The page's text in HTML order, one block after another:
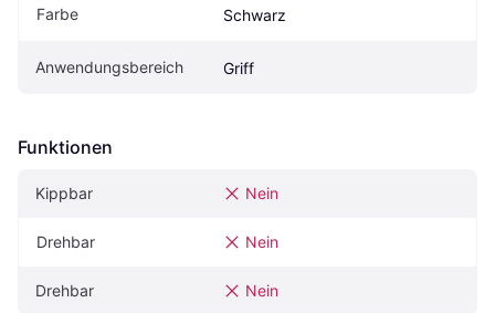
Farbe Schwarz
Anwendungsbereich Griff
Funktionen
Kippbar Nein
Drehbar Nein
Drehbar Nein